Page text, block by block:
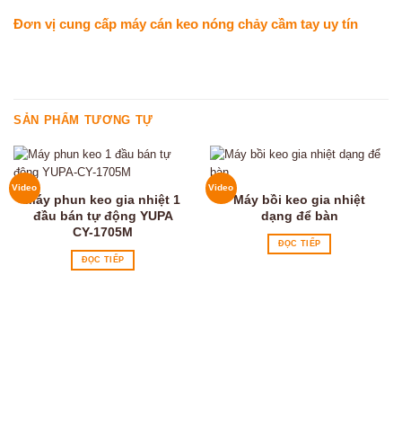
Đơn vị cung cấp máy cán keo nóng chảy cầm tay uy tín
SẢN PHẨM TƯƠNG TỰ
Video
Máy phun keo gia nhiệt 1
đầu bán tự động YUPA
CY-1705M
ĐỌC TIẾP
Video
Máy bồi keo gia nhiệt
dạng để bàn
ĐỌC TIẾP